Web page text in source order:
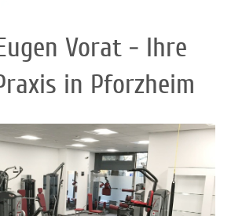
Vorat - Ihre
in Pforzheim